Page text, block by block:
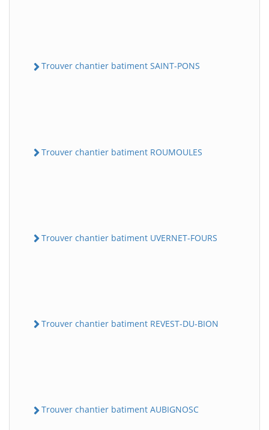
Trouver chantier batiment SAINT-PONS
Trouver chantier batiment ROUMOULES
Trouver chantier batiment UVERNET-FOURS
Trouver chantier batiment REVEST-DU-BION
Trouver chantier batiment AUBIGNOSC